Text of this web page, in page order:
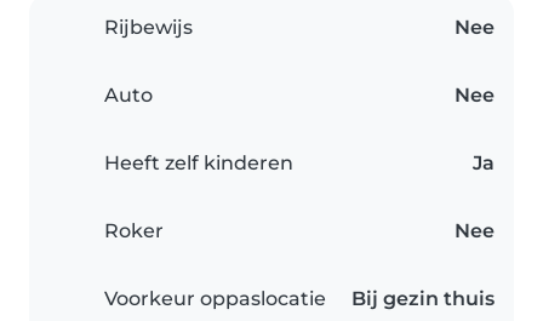
Rijbewijs Nee
Auto Nee
Heeft zelf kinderen Ja
Roker Nee
Voorkeur oppaslocatie Bij gezin thuis